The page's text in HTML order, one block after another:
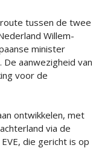
tussen de twee
Willem-
minister
aanwezigheid van
voor de
ontwikkelen, met
via de
die gericht is op